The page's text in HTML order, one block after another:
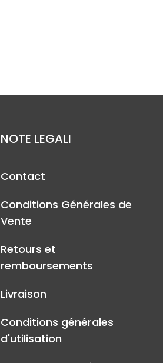
NOTE LEGALI
Contact
Conditions Générales de
Vente
Retours et
remboursements
Livraison
Conditions générales
d'utilisation